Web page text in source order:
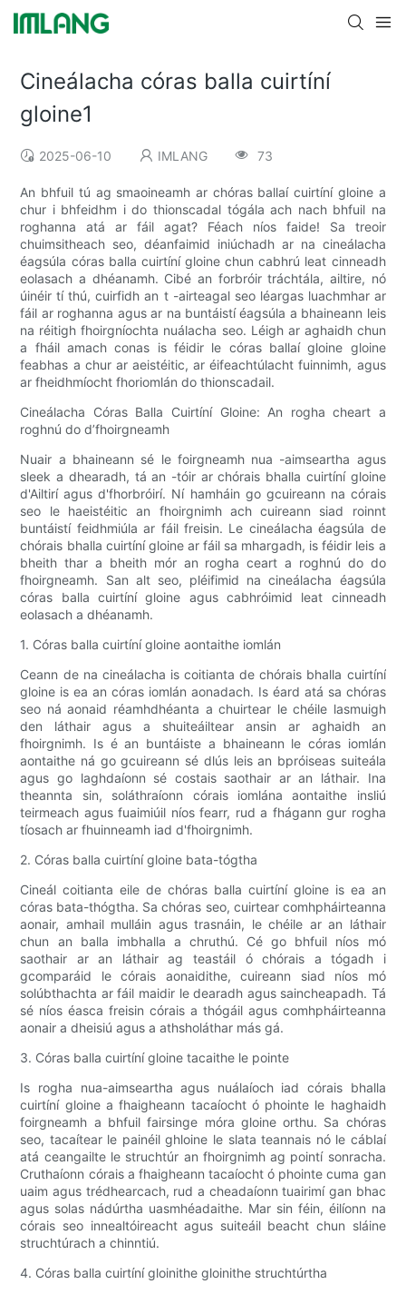
Cineálacha córas balla cuirtíní
gloine1
2025-06-10 IMLANG 73
An bhfuil tú ag smaoineamh ar chóras ballaí cuirtíní gloine a
chur i bhfeidhm i do thionscadal tógála ach nach bhfuil na
roghanna atá ar fáil agat? Féach níos faide! Sa treoir
chuimsitheach seo, déanfaimid iniúchadh ar na cineálacha
éagsúla córas balla cuirtíní gloine chun cabhrú leat cinneadh
eolasach a dhéanamh. Cibé an forbróir tráchtála, ailtire, nó
úinéir tí thú, cuirfidh an t -airteagal seo léargas luachmhar ar
fáil ar roghanna agus ar na buntáistí éagsúla a bhaineann leis
na réitigh fhoirgníochta nuálacha seo. Léigh ar aghaidh chun
a fháil amach conas is féidir le córas ballaí gloine gloine
feabhas a chur ar aeistéitic, ar éifeachtúlacht fuinnimh, agus
ar fheidhmíocht fhoriomlán do thionscadail.
Cineálacha Córas Balla Cuirtíní Gloine: An rogha cheart a
roghnú do d’fhoirgneamh
Nuair a bhaineann sé le foirgneamh nua -aimseartha agus
sleek a dhearadh, tá an -tóir ar chórais bhalla cuirtíní gloine
d'Ailtirí agus d'fhorbróirí. Ní hamháin go gcuireann na córais
seo le haeistéitic an fhoirgnimh ach cuireann siad roinnt
buntáistí feidhmiúla ar fáil freisin. Le cineálacha éagsúla de
chórais bhalla cuirtíní gloine ar fáil sa mhargadh, is féidir leis a
bheith thar a bheith mór an rogha ceart a roghnú do do
fhoirgneamh. San alt seo, pléifimid na cineálacha éagsúla
córas balla cuirtíní gloine agus cabhróimid leat cinneadh
eolasach a dhéanamh.
1. Córas balla cuirtíní gloine aontaithe iomlán
Ceann de na cineálacha is coitianta de chórais bhalla cuirtíní
gloine is ea an córas iomlán aonadach. Is éard atá sa chóras
seo ná aonaid réamhdhéanta a chuirtear le chéile lasmuigh
den láthair agus a shuiteáiltear ansin ar aghaidh an
fhoirgnimh. Is é an buntáiste a bhaineann le córas iomlán
aontaithe ná go gcuireann sé dlús leis an bpróiseas suiteála
agus go laghdaíonn sé costais saothair ar an láthair. Ina
theannta sin, soláthraíonn córais iomlána aontaithe insliú
teirmeach agus fuaimiúil níos fearr, rud a fhágann gur rogha
tíosach ar fhuinneamh iad d'fhoirgnimh.
2. Córas balla cuirtíní gloine bata-tógtha
Cineál coitianta eile de chóras balla cuirtíní gloine is ea an
córas bata-thógtha. Sa chóras seo, cuirtear comhpháirteanna
aonair, amhail mulláin agus trasnáin, le chéile ar an láthair
chun an balla imbhalla a chruthú. Cé go bhfuil níos mó
saothair ar an láthair ag teastáil ó chórais a tógadh i
gcomparáid le córais aonaidithe, cuireann siad níos mó
solúbthachta ar fáil maidir le dearadh agus saincheapadh. Tá
sé níos éasca freisin córais a thógáil agus comhpháirteanna
aonair a dheisiú agus a athsholáthar más gá.
3. Córas balla cuirtíní gloine tacaithe le pointe
Is rogha nua-aimseartha agus nuálaíoch iad córais bhalla
cuirtíní gloine a fhaigheann tacaíocht ó phointe le haghaidh
foirgneamh a bhfuil fairsinge móra gloine orthu. Sa chóras
seo, tacaítear le painéil ghloine le slata teannais nó le cáblaí
atá ceangailte le struchtúr an fhoirgnimh ag pointí sonracha.
Cruthaíonn córais a fhaigheann tacaíocht ó phointe cuma gan
uaim agus trédhearcach, rud a cheadaíonn tuairimí gan bhac
agus solas nádúrtha uasmhéadaithe. Mar sin féin, éilíonn na
córais seo innealtóireacht agus suiteáil beacht chun sláine
struchtúrach a chinntiú.
4. Córas balla cuirtíní gloinithe gloinithe struchtúrtha